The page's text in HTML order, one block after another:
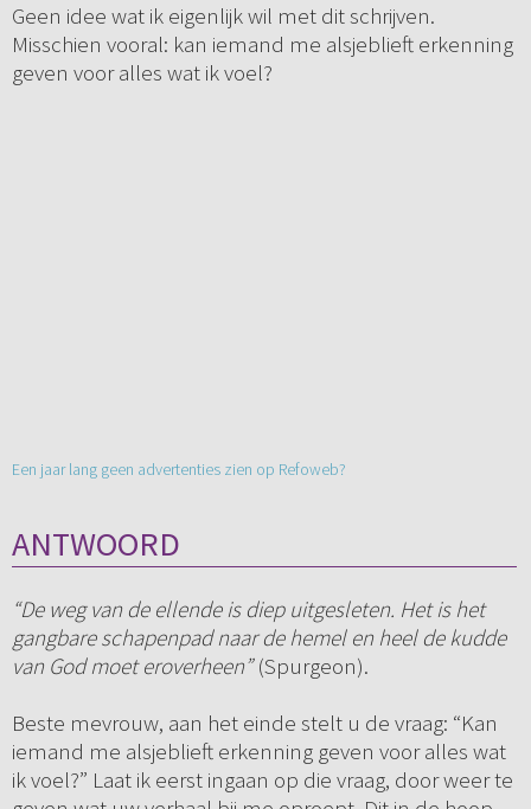
Geen idee wat ik eigenlijk wil met dit schrijven.
Misschien vooral: kan iemand me alsjeblieft erkenning
geven voor alles wat ik voel?
Een jaar lang geen advertenties zien op Refoweb?
ANTWOORD
“De weg van de ellende is diep uitgesleten. Het is het
gangbare schapenpad naar de hemel en heel de kudde
van God moet eroverheen”(Spurgeon).
Beste mevrouw, aan het einde stelt u de vraag: “Kan
iemand me alsjeblieft erkenning geven voor alles wat
ik voel?” Laat ik eerst ingaan op die vraag, door weer te